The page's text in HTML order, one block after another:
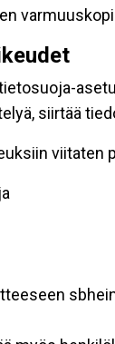
siirtää
viitaten